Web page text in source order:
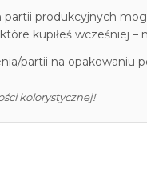
partii produkcyjnych
kupiłeś wcześniej –
partii na opakowaniu
kolorystycznej!